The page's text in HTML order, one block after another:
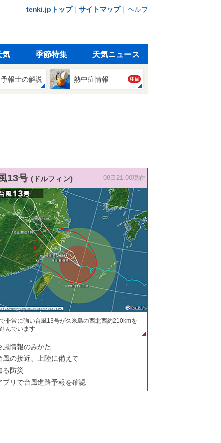
tenki.jpトップ｜ サイトマップ｜ ヘルプ
気 季節特集 天気ニュース
報士の解説 熱中症情報 注目
13号 (ドルフィン) 08日21:00現在
非常に強い台風13号が久米島の西北西約210kmを
んでいます
風情報のみかた
風の接近、上陸に備えて
る防災
プリで台風進路予報を確認